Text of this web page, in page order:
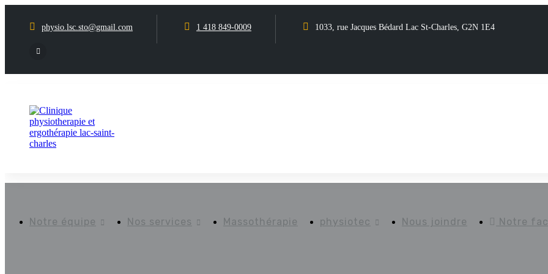
physio.lsc.sto@gmail.com 1 418 849-0009 1033, rue Jacques Bédard Lac St-Charles, G2N 1E4
Notre équipe Nos services Massothérapie physiotec Nous joindre Notre